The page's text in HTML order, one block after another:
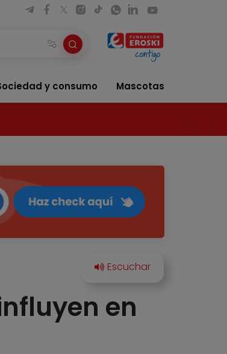
y consumo Mascotas
en